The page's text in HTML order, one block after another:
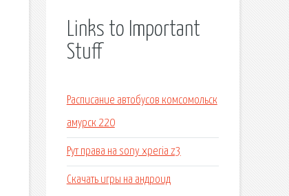
Links to Important
Stuff
Расписание автобусов комсомольск
амурск 220
Рут права на sony xperia z3
Скачать игры на андроид